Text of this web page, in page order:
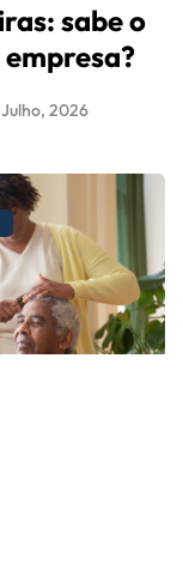
sabe o
Julho, 2026